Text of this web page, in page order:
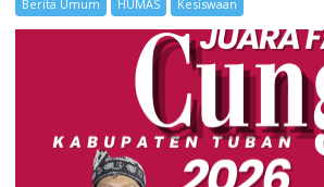
Berita Umum HUMAS Kesiswaan